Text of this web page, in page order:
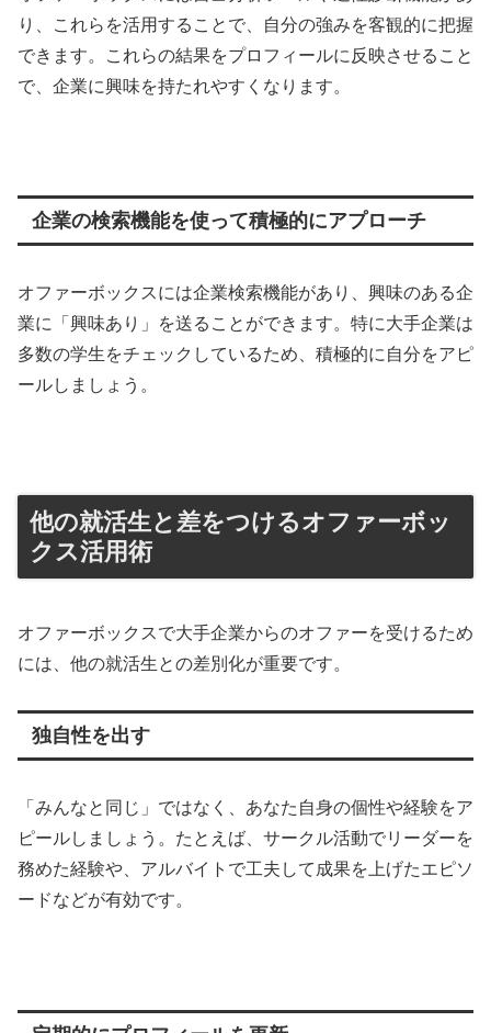
り、これらを活用することで、自分の強みを客観的に把握
できます。これらの結果をプロフィールに反映させること
で、企業に興味を持たれやすくなります。
企業の検索機能を使って積極的にアプローチ
オファーボックスには企業検索機能があり、興味のある企
業に「興味あり」を送ることができます。特に大手企業は
多数の学生をチェックしているため、積極的に自分をアピ
ールしましょう。
他の就活生と差をつけるオファーボッ
クス活用術
オファーボックスで大手企業からのオファーを受けるため
には、他の就活生との差別化が重要です。
独自性を出す
「みんなと同じ」ではなく、あなた自身の個性や経験をア
ピールしましょう。たとえば、サークル活動でリーダーを
務めた経験や、アルバイトで工夫して成果を上げたエピソ
ードなどが有効です。